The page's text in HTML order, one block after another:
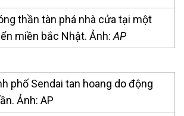
thần tàn phá nhà cửa tại một
miền bắc Nhật. Ảnh: AP